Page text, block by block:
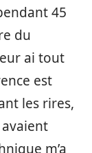
45
du
ai tout
est
les rires,
m’a